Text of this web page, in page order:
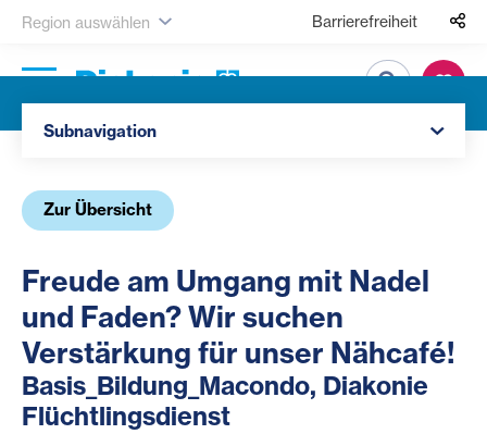
Region auswählen Barrierefreiheit
Subnavigation
Zur Übersicht
Freude am Umgang mit Nadel
und Faden? Wir suchen
Verstärkung für unser Nähcafé!
Basis_Bildung_Macondo, Diakonie
Flüchtlingsdienst